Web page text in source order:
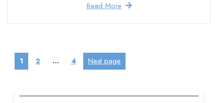
Read More
Berichten
paginering
Page
1 Page
2 … Page
4 Next page